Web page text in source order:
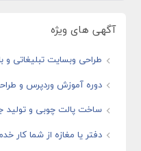
آگهی های ویژه
طراحی وبسایت تبلیغاتی و
دوره آموزش وردپرس و
ساخت پالت چوبی و
دفتر یا مغازه از شما کار